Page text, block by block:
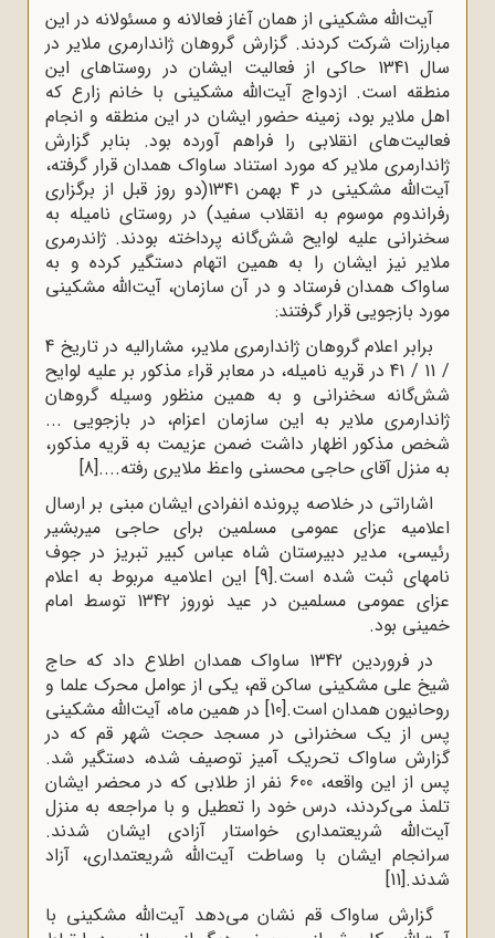
آیت‌الله مشکینی از همان آغاز فعالانه و مسئولانه در این
مبارزات شرکت کردند. گزارش گروهان ژاندارمری ملایر در
سال 1341 حاکی از فعالیت ایشان در روستاهای این
منطقه است. ازدواج آیت‌الله مشکینی با خانم زارع که
اهل ملایر بود، زمینه حضور ایشان در این منطقه و انجام
فعالیت‌های انقلابی را فراهم آورده بود. بنابر گزارش
ژاندارمری ملایر که مورد استناد ساواک همدان قرار گرفته،
آیت‌الله مشکینی در 4 بهمن 1341(دو روز قبل از برگزاری
رفراندوم موسوم به انقلاب سفید) در روستای نامیله به
سخنرانی علیه لوایح شش‌گانه پرداخته بودند. ژاندرمری
ملایر نیز ایشان را به همین اتهام دستگیر کرده و به
ساواک همدان فرستاد و در آن سازمان، آیت‌الله مشکینی
مورد بازجویی قرار گرفتند:
برابر اعلام گروهان ژاندارمری ملایر، مشارالیه در تاریخ 4
/ 11 / 41 در قریه نامیله، در معابر قراء مذکور بر علیه لوایح
شش‌گانه سخنرانی و به همین منظور وسیله گروهان
ژاندارمری ملایر به این سازمان اعزام، در بازجویی ...
شخص مذکور اظهار داشت ضمن عزیمت به قریه مذکور،
به منزل آقای حاجی محسنی واعظ ملایری رفته....[8]
اشاراتی در خلاصه پرونده انفرادی ایشان مبنی بر ارسال
اعلامیه عزای عمومی مسلمین برای حاجی میربشیر
رئیسی، مدیر دبیرستان شاه عباس کبیر تبریز در جوف
نامه‍ای ثبت شده است.[9]این اعلامیه مربوط به اعلام
عزای عمومی مسلمین در عید نوروز 1342 توسط امام
خمینی بود.
در فروردین 1342 ساواک همدان اطلاع داد که حاج
شیخ علی مشکینی ساکن قم، یکی از عوامل محرک علما و
روحانیون همدان است.[10] در همین ماه، آیت‌الله مشکینی
پس از یک سخنرانی در مسجد حجت شهر قم که در
گزارش ساواک تحریک آمیز توصیف شده، دستگیر شد.
پس از این واقعه، 600 نفر از طلابی که در محضر ایشان
تلمذ می‌کردند، درس خود را تعطیل و با مراجعه به منزل
آیت‌الله شریعتمداری خواستار آزادی ایشان شدند.
سرانجام ایشان با وساطت آیت‌الله شریعتمداری، آزاد
شدند.[11]
گزارش ساواک قم نشان می‌دهد آیت‌الله مشکینی با